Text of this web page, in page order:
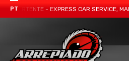
PT - EXPRESS CAR SERVICE,